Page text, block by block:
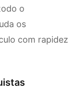
o
os
com rapidez